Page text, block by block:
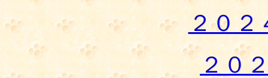
２０２
２０